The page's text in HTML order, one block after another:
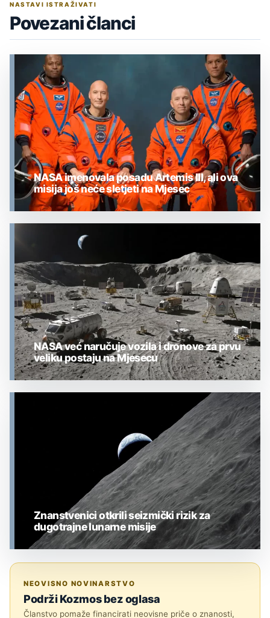
NASTAVI ISTRAŽIVATI
Povezani članci
NASA imenovala posadu Artemis III, ali ova
misija još neće sletjeti na Mjesec
NASA već naručuje vozila i dronove za prvu
veliku postaju na Mjesecu
Znanstvenici otkrili seizmički rizik za
dugotrajne lunarne misije
NEOVISNO NOVINARSTVO
Podrži Kozmos bez oglasa
Članstvo pomaže financirati neovisne priče o znanosti,